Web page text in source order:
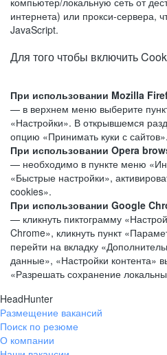
интернета) или прокси-сервера,
JavaScript.
Для того чтобы включить
При использовании Mozilla
— в верхнем меню выберите
«Настройки». В открывшемся
опцию «Принимать куки с сайтов».
При использовании Opera
— необходимо в пункте меню
«Быстрые настройки»,
cookies».
При использовании Google
— кликнуть пиктограмму
Chrome», кликнуть пункт
перейти на вкладку
данные», «Настройки контента»
«Разрешать сохранение
HeadHunter
Размещение вакансий
Поиск по резюме
О компании